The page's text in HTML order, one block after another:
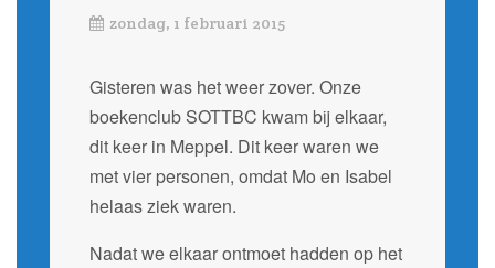
zondag, 1 februari 2015
Gisteren was het weer zover. Onze
boekenclub SOTTBC kwam bij elkaar,
dit keer in Meppel. Dit keer waren we
met vier personen, omdat Mo en Isabel
helaas ziek waren.
Nadat we elkaar ontmoet hadden op het